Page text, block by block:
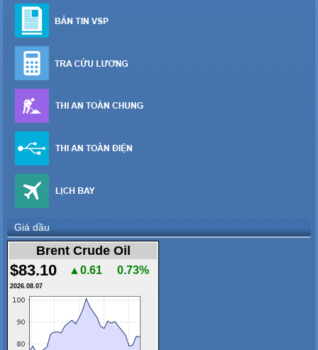
Giá dầu
Brent Crude Oil
$83.10 ▲0.61 0.73%
2026.08.07